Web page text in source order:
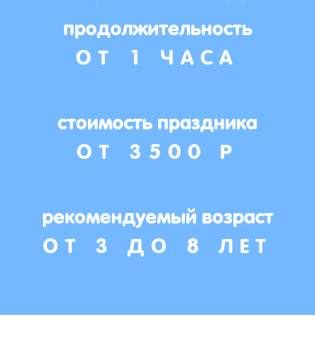
продолжительность
ОТ 1 ЧАСА
стоимость праздника
ОТ 3500 Р
рекомендуемый возраст
ОТ 3 ДО 8 ЛЕТ